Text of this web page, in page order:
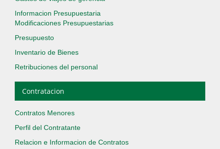
Informacion Presupuestaria
Modificaciones Presupuestarias
Presupuesto
Inventario de Bienes
Retribuciones del personal
Contratacion
Contratos Menores
Perfil del Contratante
Relacion e Informacion de Contratos